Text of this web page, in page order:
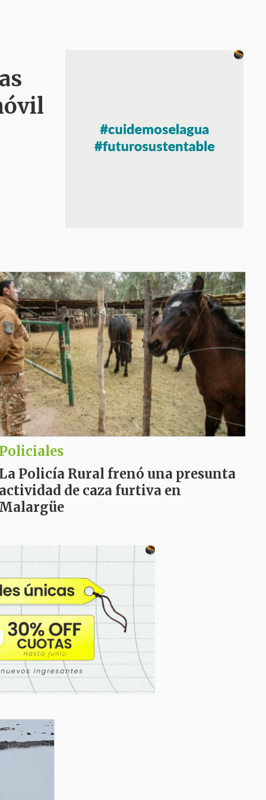
Policía Rural frenó una presunta
de caza furtiva en
en un puesto del Sur
donde los efectivos
restos de fauna silvestre y
elementos. Dos personas
a disposición de la Justicia.